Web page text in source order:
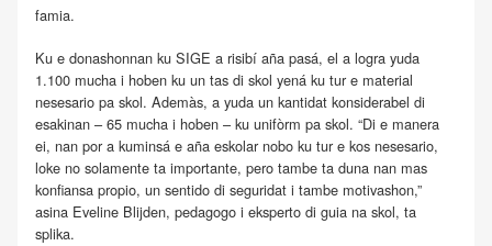
famia.
Ku e donashonnan ku SIGE a risibí aña pasá, el a logra yuda
1.100 mucha i hoben ku un tas di skol yená ku tur e material
nesesario pa skol. Ademàs, a yuda un kantidat konsiderabel di
esakinan – 65 mucha i hoben – ku unifòrm pa skol. “Di e manera
ei, nan por a kuminsá e aña eskolar nobo ku tur e kos nesesario,
loke no solamente ta importante, pero tambe ta duna nan mas
konfiansa propio, un sentido di seguridat i tambe motivashon,”
asina Eveline Blijden, pedagogo i eksperto di guia na skol, ta
splika.